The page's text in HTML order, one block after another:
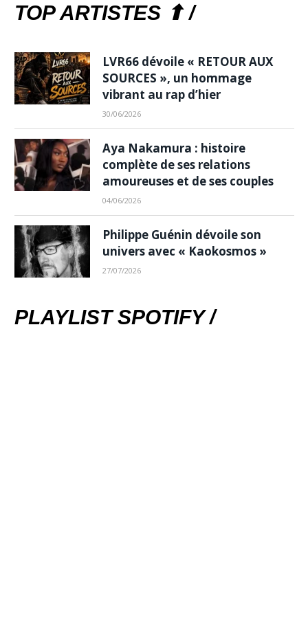
TOP ARTISTES ⬆ /
LVR66 dévoile « RETOUR AUX
SOURCES », un hommage
vibrant au rap d’hier
30/06/2026
Aya Nakamura : histoire
complète de ses relations
amoureuses et de ses couples
04/06/2026
Philippe Guénin dévoile son
univers avec « Kaokosmos »
27/07/2026
PLAYLIST SPOTIFY /